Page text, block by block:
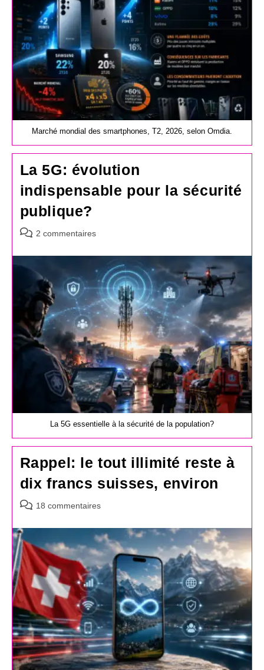
Marché mondial des smartphones, T2, 2026, selon Omdia.
La 5G: évolution
indispensable pour la sécurité
publique?
Commentaires
la
publication :
2 commentaires
La 5G essentielle à la sécurité de la population?
Rappel: le tout illimité reste à
dix francs suisses, environ
Commentaires
la
publication :
18 commentaires